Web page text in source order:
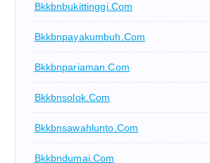
Bkkbnbukittinggi.com
Bkkbnpayakumbuh.com
Bkkbnpariaman.com
Bkkbnsolok.com
Bkkbnsawahlunto.com
Bkkbndumai.com